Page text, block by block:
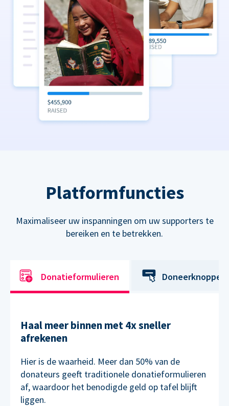
Platformfuncties
Maximaliseer uw inspanningen om uw supporters te
bereiken en te betrekken.
Donatieformulieren Doneerknoppen
Haal meer binnen met 4x sneller
afrekenen
Hier is de waarheid. Meer dan 50% van de
donateurs geeft traditionele donatieformulieren
af, waardoor het benodigde geld op tafel blijft
liggen.